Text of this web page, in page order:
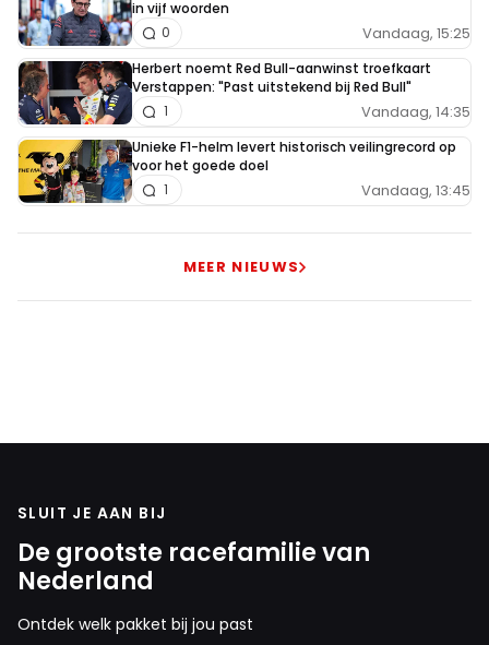
in vijf woorden
Vandaag, 15:25
0
Herbert noemt Red Bull-aanwinst troefkaart
Verstappen: "Past uitstekend bij Red Bull"
Vandaag, 14:35
1
Unieke F1-helm levert historisch veilingrecord op
voor het goede doel
Vandaag, 13:45
1
MEER NIEUWS
SLUIT JE AAN BIJ
De grootste racefamilie van
Nederland
Ontdek welk pakket bij jou past